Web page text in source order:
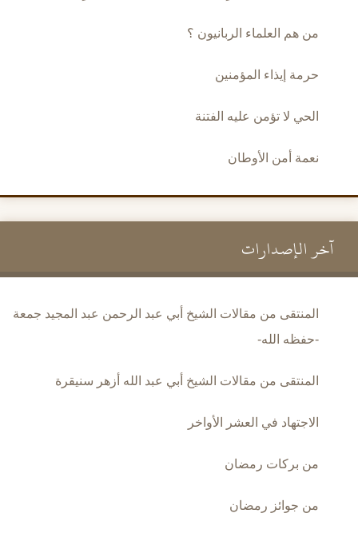
من هم العلماء الربانيون ؟
حرمة إيذاء المؤمنين
الحي لا تؤمن عليه الفتنة
نعمة أمن الأوطان
آخر الإصدارات
المنتقى من مقالات الشيخ أبي عبد الرحمن عبد المجيد جمعة
-حفظه الله-
المنتقى من مقالات الشيخ أبي عبد الله أزهر سنيقرة
الاجتهاد في العشر الأواخر
من بركات رمضان
من جوائز رمضان